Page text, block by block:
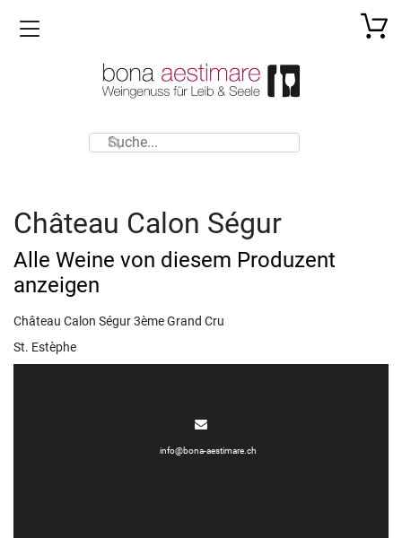
Toggle navigation
Château Calon Ségur
Alle Weine von diesem Produzent
anzeigen
Château Calon Ségur 3ème Grand Cru
St. Estèphe
info@bona-aestimare.ch